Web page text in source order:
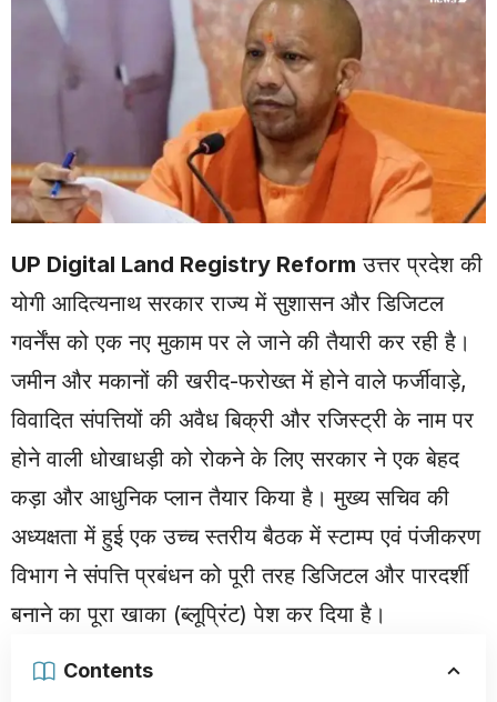
UP Digital Land Registry Reform उत्तर प्रदेश की
योगी आदित्यनाथ सरकार राज्य में सुशासन और डिजिटल
गवर्नेंस को एक नए मुकाम पर ले जाने की तैयारी कर रही है।
जमीन और मकानों की खरीद-फरोख्त में होने वाले फर्जीवाड़े,
विवादित संपत्तियों की अवैध बिक्री और रजिस्ट्री के नाम पर
होने वाली धोखाधड़ी को रोकने के लिए सरकार ने एक बेहद
कड़ा और आधुनिक प्लान तैयार किया है। मुख्य सचिव की
अध्यक्षता में हुई एक उच्च स्तरीय बैठक में स्टाम्प एवं पंजीकरण
विभाग ने संपत्ति प्रबंधन को पूरी तरह डिजिटल और पारदर्शी
बनाने का पूरा खाका (ब्लूप्रिंट) पेश कर दिया है।
Contents